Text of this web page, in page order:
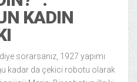
KADIN
sorarsanız, 1927 yapımı
kadar da çekici robotu olarak